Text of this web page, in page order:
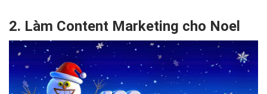
2. Làm Content Marketing cho Noel